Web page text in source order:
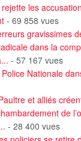
les
- 69 858 vues
gravissimes
dans la
- 57 167 vues
Nationale
et alliés
de
- 28 400 vues